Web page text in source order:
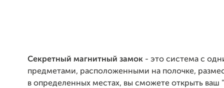
Секретный магнитный замок - это система с
предметами, расположенными на полочке,
в определенных местах, вы сможете открыть ваш